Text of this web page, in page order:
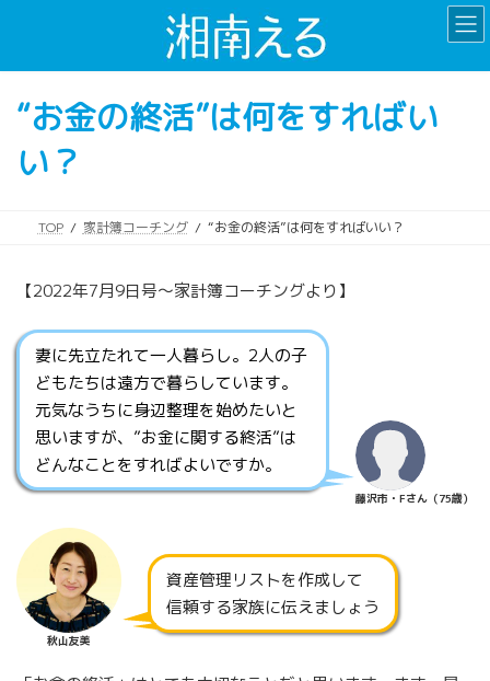
“お金の終活”は何をすればい
い？
TOP 家計簿コーチング “お金の終活”は何をすればいい？
【2022年7月9日号〜家計簿コーチングより】
妻に先立たれて一人暮らし。2人の子
どもたちは遠方で暮らしています。
元気なうちに身辺整理を始めたいと
思いますが、”お金に関する終活”は
どんなことをすればよいですか。
藤沢市・Fさん（75歳）
秋山友美
資産管理リストを作成して
信頼する家族に伝えましょう